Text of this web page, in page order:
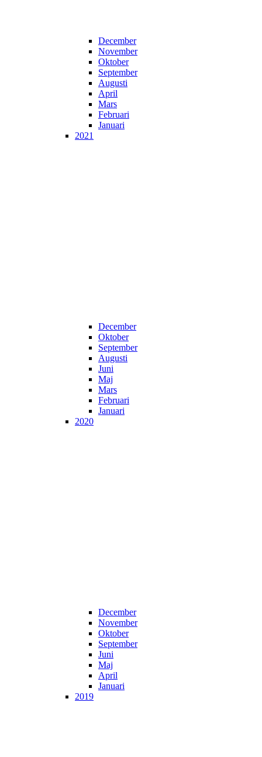
December
November
Oktober
September
Augusti
April
Mars
Februari
Januari
2021
December
Oktober
September
Augusti
Juni
Maj
Mars
Februari
Januari
2020
December
November
Oktober
September
Juni
Maj
April
Januari
2019